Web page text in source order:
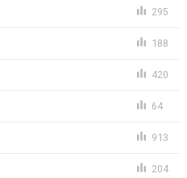
295
188
420
64
913
204